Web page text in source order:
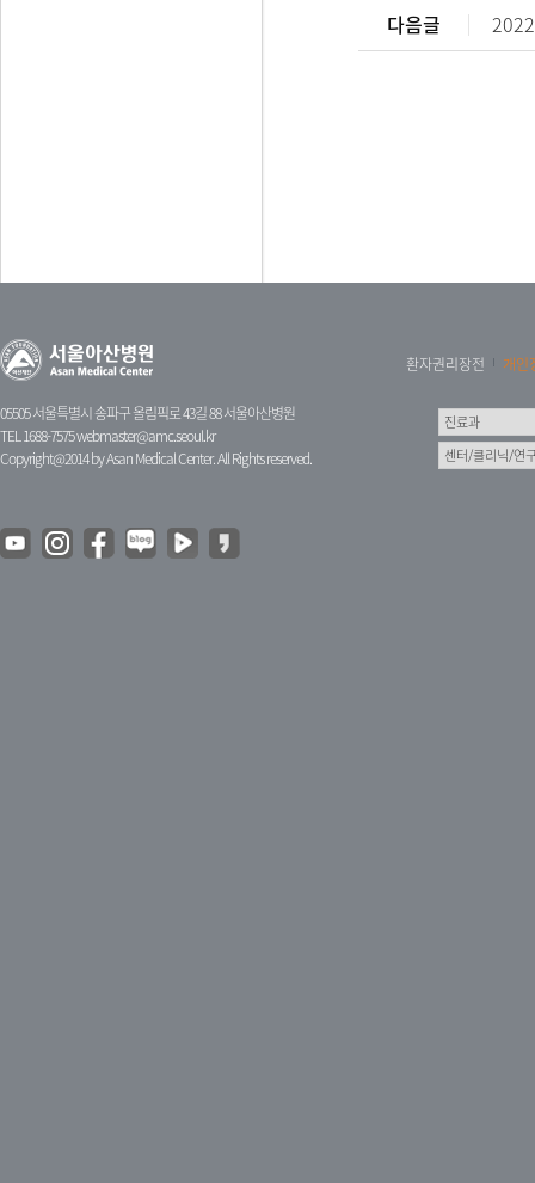
다음글
05505 서울특별시 송파구 올림픽로 43길 88 서울아산병원
TEL 1688-7575webmaster@amc.seoul.kr
Copyright@2014 by Asan Medical Center. All Rights reserved.
환자권리장전 개인